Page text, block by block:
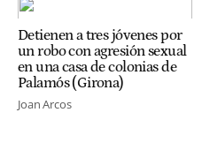
Detienen a tres jóvenes por
un robo con agresión sexual
en una casa de colonias de
Palamós (Girona)
Joan Arcos